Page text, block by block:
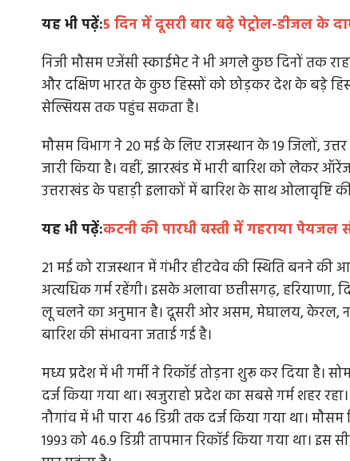
यह भी पढ़ें:5 दिन में दूसरी बार बढ़े पेट्रोल-डीजल के
निजी मौसम एजेंसी स्काईमेट ने भी अगले कुछ दिनों तक
और दक्षिण भारत के कुछ हिस्सों को छोड़कर देश के बड़े
सेल्सियस तक पहुंच सकता है।
मौसम विभाग ने 20 मई के लिए राजस्थान के 19 जिलों,
जारी किया है। वहीं, झारखंड में भारी बारिश को लेकर
उत्तराखंड के पहाड़ी इलाकों में बारिश के साथ ओलावृष्टि
यह भी पढ़ें:कटनी की पारधी बस्ती में गहराया पेयजल
21 मई को राजस्थान में गंभीर हीटवेव की स्थिति बनने की
अत्यधिक गर्म रहेंगी। इसके अलावा छत्तीसगढ़, हरियाणा,
लू चलने का अनुमान है। दूसरी ओर असम, मेघालय, केरल,
बारिश की संभावना जताई गई है।
मध्य प्रदेश में भी गर्मी ने रिकॉर्ड तोड़ना शुरू कर दिया है।
दर्ज किया गया था। खजुराहो प्रदेश का सबसे गर्म शहर
नौगांव में भी पारा 46 डिग्री तक दर्ज किया गया था।
1993 को 46.9 डिग्री तापमान रिकॉर्ड किया गया था।